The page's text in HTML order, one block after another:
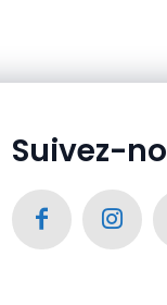
Suivez-